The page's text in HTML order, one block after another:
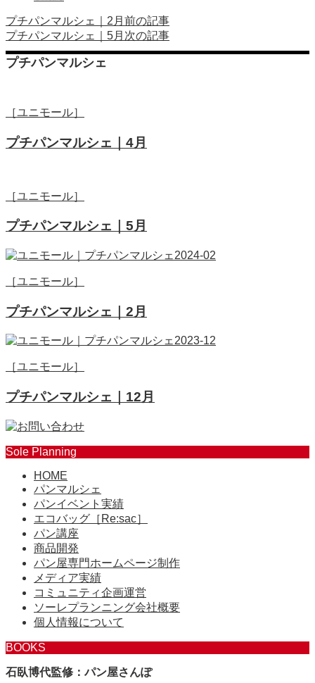
プチパンマルシェ｜2月 前の記事
プチパンマルシェ｜5月 次の記事
プチパンマルシェ
［ユニモール］
プチパンマルシェ｜4月
［ユニモール］
プチパンマルシェ｜5月
［ユニモール］
プチパンマルシェ｜2月
［ユニモール］
プチパンマルシェ｜12月
Sole Planning
HOME
パンマルシェ
パンイベント実績
エコバッグ［Re:sac］
パン講座
商品開発
パン屋専門ホームページ制作
メディア実績
コミュニティ企画運営
ソーレプランニング会社概要
個人情報について
BOOKS
石臥博代監修：パン屋さんぽ